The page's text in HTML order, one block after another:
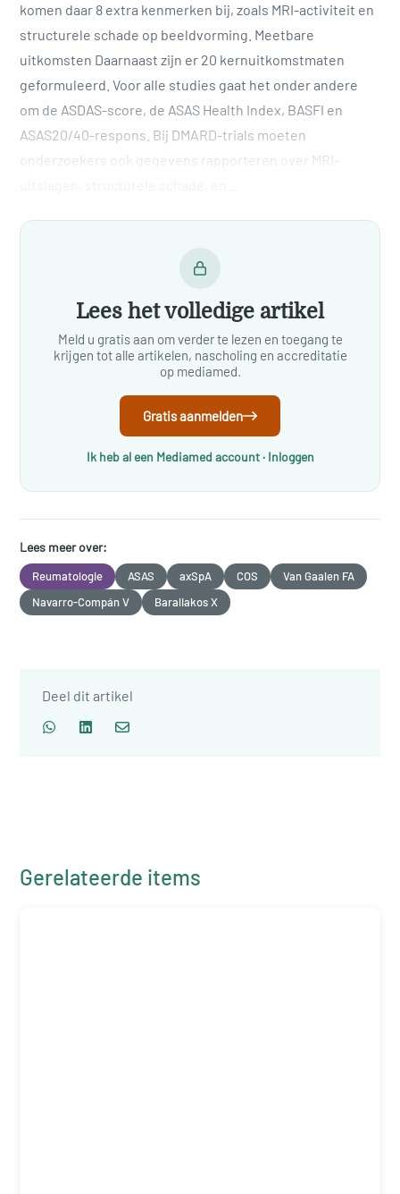
komen daar 8 extra kenmerken bij, zoals MRI-activiteit en
structurele schade op beeldvorming. Meetbare
uitkomsten Daarnaast zijn er 20 kernuitkomstmaten
geformuleerd. Voor alle studies gaat het onder andere
om de ASDAS-score, de ASAS Health Index, BASFI en
ASAS20/40-respons. Bij DMARD-trials moeten
onderzoekers ook gegevens rapporteren over MRI-
Lees het volledige artikel
Meld u gratis aan om verder te lezen en toegang te
krijgen tot alle artikelen, nascholing en accreditatie
op mediamed.
Gratis aanmelden
Ik heb al een Mediamed account · Inloggen
Lees meer over:
Reumatologie ASAS axSpA COS
Van Gaalen FA
Navarro-Compán V
Baraliakos X
Deel dit artikel
Gerelateerde items